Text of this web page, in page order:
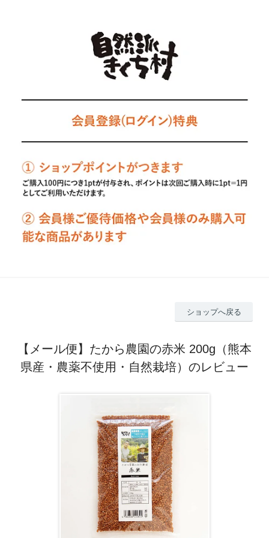
ショップへ戻る
【メール便】たから農園の赤米 200g（熊本
県産・農薬不使用・自然栽培）のレビュー